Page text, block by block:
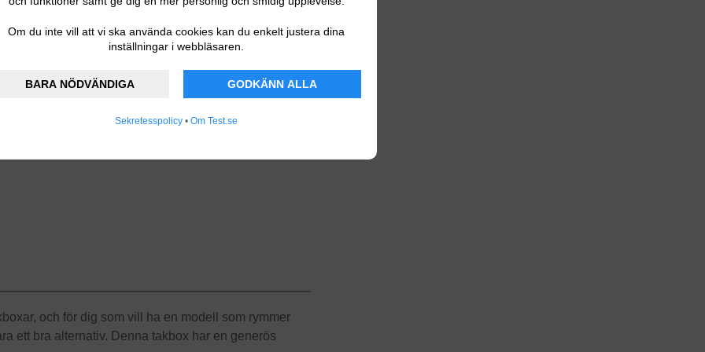
Om du inte vill att vi ska använda cookies kan du enkelt justera dina
inställningar i webbläsaren.
BARA NÖDVÄNDIGA GODKÄNN ALLA
Sekretesspolicy • Om Test.se
och för dig som vill ha en modell som rymmer
ett bra alternativ. Denna takbox har en generös